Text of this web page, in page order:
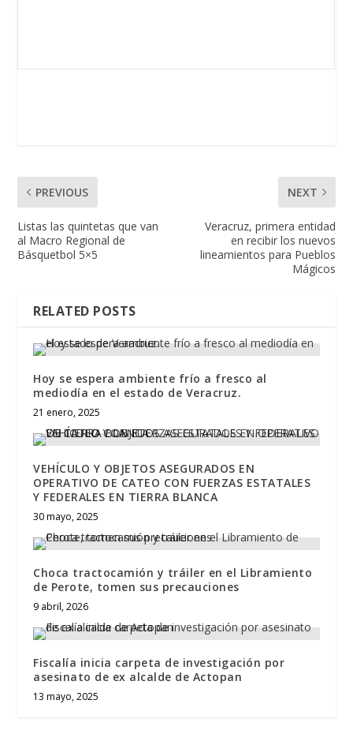
PREVIOUS
Listas las quintetas que van
al Macro Regional de
Básquetbol 5×5
NEXT
Veracruz, primera entidad
en recibir los nuevos
lineamientos para Pueblos
Mágicos
RELATED POSTS
Hoy se espera ambiente frío a fresco al
mediodía en el estado de Veracruz.
21 enero, 2025
VEHÍCULO Y OBJETOS ASEGURADOS EN
OPERATIVO DE CATEO CON FUERZAS ESTATALES
Y FEDERALES EN TIERRA BLANCA
30 mayo, 2025
Choca tractocamión y tráiler en el Libramiento
de Perote, tomen sus precauciones
9 abril, 2026
Fiscalía inicia carpeta de investigación por
asesinato de ex alcalde de Actopan
13 mayo, 2025